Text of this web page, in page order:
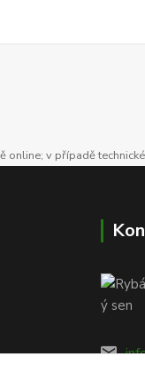
v případě